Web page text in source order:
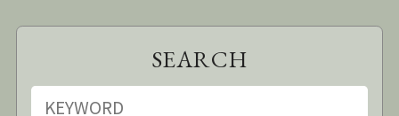
SEARCH